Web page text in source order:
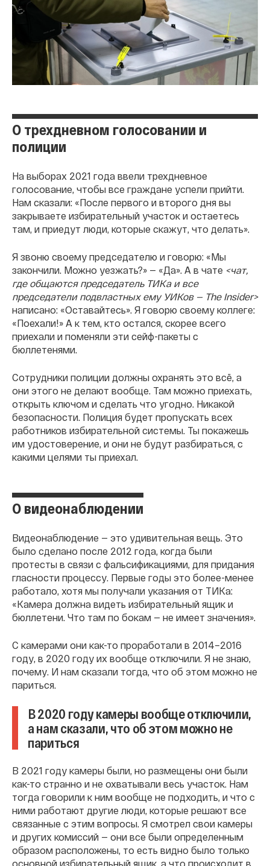
О трехдневном голосовании и
полиции
На выборах 2021 года ввели трехдневное
голосование, чтобы все граждане успели прийти.
Нам сказали: «После первого и второго дня вы
закрываете избирательный участок и остаетесь
там, и приедут люди, которые скажут, что делать».
Я звоню своему председателю и говорю: «Мы
закончили. Можно уезжать?» — «Да». А в чате <чат,
где общаются председатель ТИКа и все
председатели подвластных ему УИКов — The Insider>
написано: «Оставайтесь». Я говорю своему коллеге:
«Поехали!» А к тем, кто остался, скорее всего
приехали и поменяли эти сейф-пакеты с
бюллетенями.
Сотрудники полиции должны охранять это всё, а
они этого не делают вообще. Там можно приехать,
открыть ключом и сделать что угодно. Никакой
безопасности. Полиция будет пропускать всех
работников избирательной системы. Ты покажешь
им удостоверение, и они не будут разбираться, с
какими целями ты приехал.
О видеонаблюдении
Видеонаблюдение — это удивительная вещь. Это
было сделано после 2012 года, когда были
протесты в связи с фальсификациями, для придания
гласности процессу. Первые годы это более-менее
работало, хотя мы получали указания от ТИКа:
«Камера должна видеть избирательный ящик и
бюллетени. Что там по бокам — не имеет значения».
С камерами они как-то проработали в 2014–2016
году, в 2020 году их вообще отключили. Я не знаю,
почему. И нам сказали тогда, что об этом можно не
париться.
В 2020 году камеры вообще отключили,
а нам сказали, что об этом можно не
париться
В 2021 году камеры были, но размещены они были
как-то странно и не охватывали весь участок. Нам
тогда говорили к ним вообще не подходить, и что с
ними работают другие люди, которые решают все
связанные с этим вопросы. Я смотрел свои камеры
и других комиссий — они все были определенным
образом расположены, то есть видно было только
основной избирательный ящик, а что происходит в